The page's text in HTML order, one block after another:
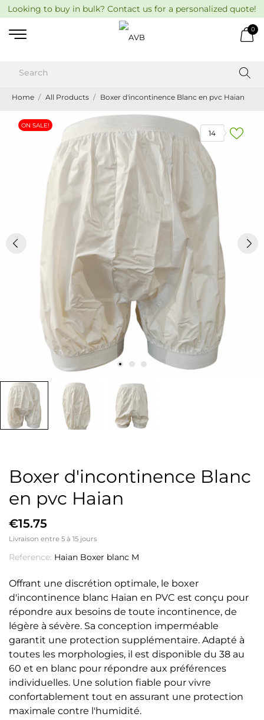
Looking to buy in bulk? Contact us for a personalized quote!
0
Home All Products Boxer d'incontinence Blanc en pvc Haian
14
ON SALE!
Boxer d'incontinence Blanc
en pvc Haian
€15.75
Livraison entre 5 à 15 jours
Reference: Haian Boxer blanc M
Offrant une discrétion optimale, le boxer
d'incontinence blanc Haian en PVC est conçu pour
répondre aux besoins de toute incontinence, de
légère à sévère. Sa conception imperméable
garantit une protection supplémentaire. Adapté à
toutes les morphologies, il est disponible du 38 au
60 et en blanc pour répondre aux préférences
individuelles. Une solution fiable pour vivre
confortablement tout en assurant une protection
maximale contre l'humidité.